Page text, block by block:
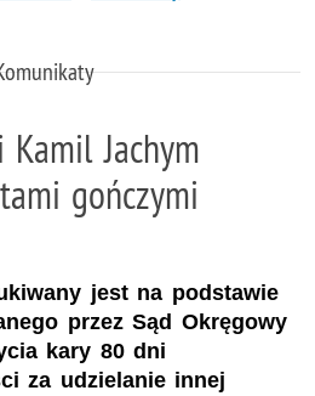
Jachym
gończymi
jest na podstawie
przez Sąd Okręgowy
kary 80 dni
za udzielanie innej